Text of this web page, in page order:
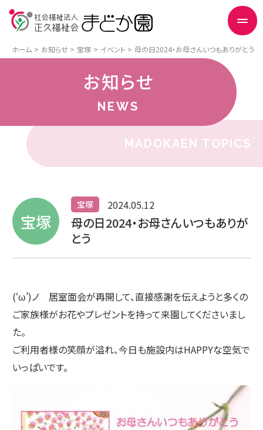
ホーム お知らせ 宝塚 イベント 母の日2024・お母さんいつもありがとう
お知らせ
NEWS
MADOKAEN TOPICS
宝塚
宝塚 2024.05.12
母の日2024・お母さんいつもありが
とう
(‘ω’)ノ 居室面会が再開して、直接感謝を伝えようと多くの
ご家族様がお花やプレゼントを持って来園してくださいまし
た。
ご利用者様の笑顔が溢れ、今日も施設内はHAPPYな空気で
いっぱいです。